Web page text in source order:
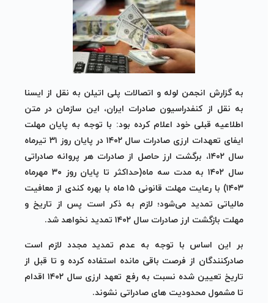
به گزارش انجمن لوله و اتصالات پلی اتیلن به نقل از ایسنا
به نقل از کنفدراسیون صادرات ایران، این سازمان در متن
اطلاعیه قبلی خود اعلام کرده بود: با توجه به پایان مهلت
ایفای تعهدات ارزی صادرات سال ۱۴۰۲ در پایان روز ۳۱ تیرماه
سال ۱۴۰۲، برگشت ارز حاصل از صادرات هر پروانه صادراتی
سال ۱۴۰۲ به مدت سه ماه(حداکثر تا پایان روز ۳۰ مهرماه
۱۴۰۳) با رعایت مهلت قانونی ۱۵ ماه با بهره کندی از معافیت
مالیاتی تمدید می‌شود؛ لازم به ذکر است پس از تاریخ و
مهلت بازگشت ارز صادرات سال ۱۴۰۲ تمدید نخواهد شد.
بر این اساس با توجه به عدم تمدید مجدد لازم است
صادرکنندگان از فرصت باقی مانده استفاده کرده و تا قبل از
تاریخ تعیین شده نسبت به رفع تعهد ارزی سال ۱۴۰۲ اقدام
تا مشمول محدودیت های صادراتی نشوند.